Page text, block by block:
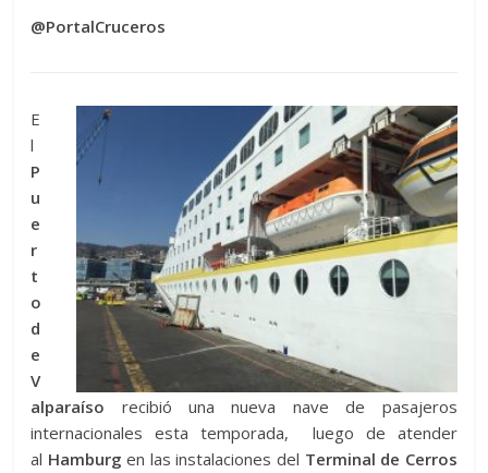
@PortalCruceros
E
l
P
u
e
r
t
o
d
e
V
alparaíso recibió una nueva nave de pasajeros
internacionales esta temporada, luego de atender
al Hamburg en las instalaciones del Terminal de Cerros